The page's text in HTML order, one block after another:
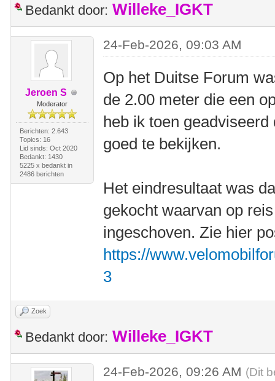
Bedankt door: Willeke_IGKT
Jeroen S
Moderator
Berichten: 2.643
Topics: 16
Lid sinds: Oct 2020
Bedankt: 1430
5225 x bedankt in
2486 berichten
24-Feb-2026, 09:03 AM
Op het Duitse Forum
de 2.00 meter die een
heb ik toen
goed te bekijken.
Het eindresultaat was
gekocht waarvan op
ingeschoven. Zie hier
https://
3
Zoek
Bedankt door: Willeke_IGKT
24-Feb-2026, 09:26 AM (Dit